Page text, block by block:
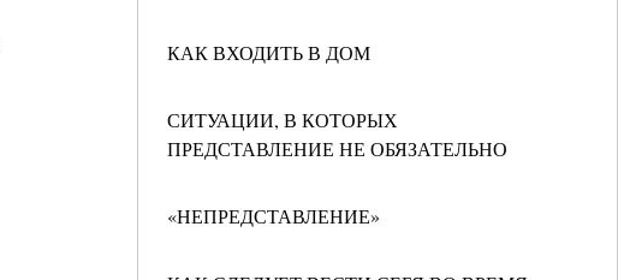
КАК ВХОДИТЬ В ДОМ
СИТУАЦИИ, В КОТОРЫХ
ПРЕДСТАВЛЕНИЕ НЕ ОБЯЗАТЕЛЬНО
«НЕПРЕДСТАВЛЕНИЕ»